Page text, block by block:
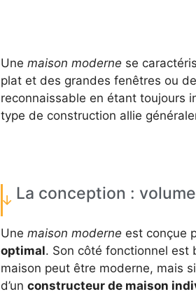
Une maison moderne se
plat et des grandes fenêtres ou
reconnaissable en étant toujours
type de construction allie
La conception :
Une maison moderne est conçue
optimal. Son côté fonctionnel est
maison peut être moderne, mais
d’un constructeur de maison